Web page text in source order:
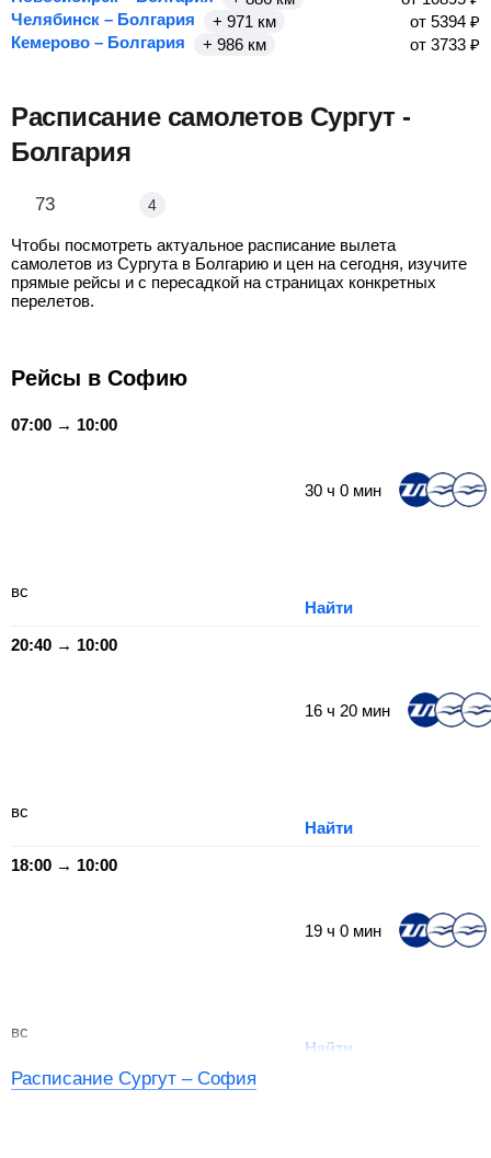
Челябинск – Болгария
+ 971 км от 5394 ₽
Кемерово – Болгария
+ 986 км от 3733 ₽
Расписание самолетов Сургут -
Болгария
Сургут - София
73 4
Чтобы посмотреть актуальное расписание вылета
самолетов из Сургута в Болгарию и цен на сегодня, изучите
прямые рейсы и с пересадкой на страницах конкретных
перелетов.
Рейсы в Софию
07:00 → 10:00
30 ч 0 мин
вс
Найти
20:40 → 10:00
16 ч 20 мин
вс
Найти
18:00 → 10:00
19 ч 0 мин
вс
Найти
Расписание Сургут – София